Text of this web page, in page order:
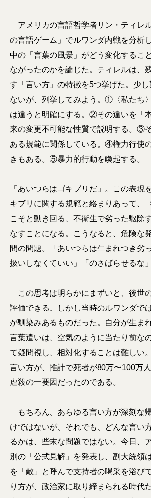
アメリカの言語哲学者リン・ティレ
の言語ゲーム」でルワンダ内戦を分析
中の「言葉の風景」がどう変化するこ
ながったのかを論じた。ティレルは、
す「言い方」の特徴を5つ挙げた。少
ないが、列挙してみよう。①〈私たち
は違うと明確にする。②その違いを「
来の変更不可能な性質で説明する。③
ある規範に関係している。④権力行使
きもある。⑤暴力的行動を喚起する。
「あいつらはゴキブリだ」。この表現
キブリに関する規範と絡まりあって、
こそと動き回る、不衛生で劣った駆除
なすことになる。こうなると、危険な
間の問題。「あいつらは生まれつき劣
扱いしなくていい」「のさばらせるな
この思考は明らかにまずいと、後世
評価できる。しかし当時のルワンダで
が馴染みあるものだった。自分が生ま
言葉遣いは、空気のように当たり前な
て疑問視し、相対化することは難しい
言い方が、推計で死者が80万〜100万
虐殺の一要因だったのである。
もちろん、あらゆる言い方が深刻な
けではないが、それでも、どんな言い
るかは、些末な問題ではない。今日、
別の「公式見解」を発表し、副大統領
を「敵」と呼んで支持者の喝采を浴び
り方が、政治家に取り締まられる時代